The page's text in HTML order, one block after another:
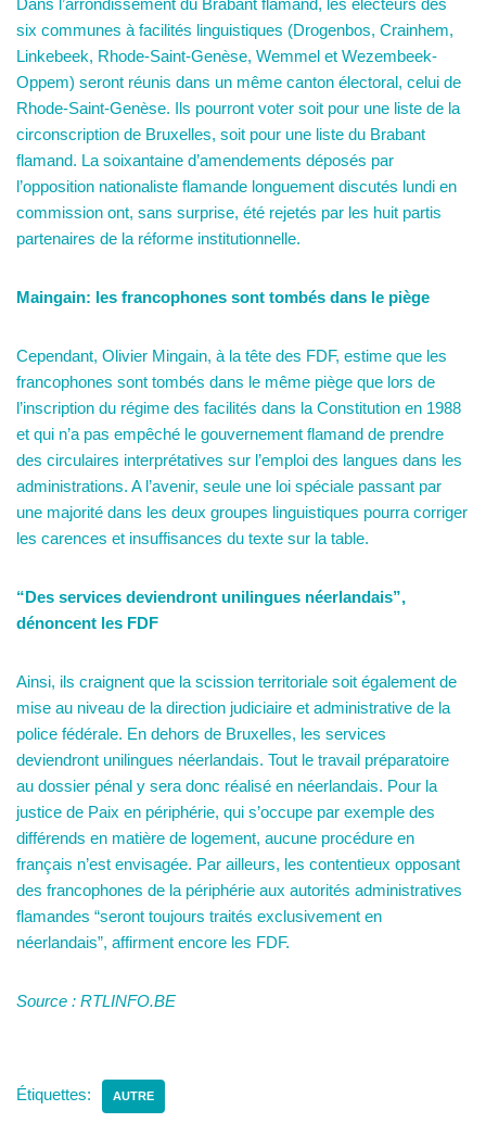
Dans l’arrondissement du Brabant flamand, les électeurs des
six communes à facilités linguistiques (Drogenbos, Crainhem,
Linkebeek, Rhode-Saint-Genèse, Wemmel et Wezembeek-
Oppem) seront réunis dans un même canton électoral, celui de
Rhode-Saint-Genèse. Ils pourront voter soit pour une liste de la
circonscription de Bruxelles, soit pour une liste du Brabant
flamand. La soixantaine d’amendements déposés par
l’opposition nationaliste flamande longuement discutés lundi en
commission ont, sans surprise, été rejetés par les huit partis
partenaires de la réforme institutionnelle.
Maingain: les francophones sont tombés dans le piège
Cependant, Olivier Mingain, à la tête des FDF, estime que les
francophones sont tombés dans le même piège que lors de
l’inscription du régime des facilités dans la Constitution en 1988
et qui n’a pas empêché le gouvernement flamand de prendre
des circulaires interprétatives sur l’emploi des langues dans les
administrations. A l’avenir, seule une loi spéciale passant par
une majorité dans les deux groupes linguistiques pourra corriger
les carences et insuffisances du texte sur la table.
“Des services deviendront unilingues néerlandais”,
dénoncent les FDF
Ainsi, ils craignent que la scission territoriale soit également de
mise au niveau de la direction judiciaire et administrative de la
police fédérale. En dehors de Bruxelles, les services
deviendront unilingues néerlandais. Tout le travail préparatoire
au dossier pénal y sera donc réalisé en néerlandais. Pour la
justice de Paix en périphérie, qui s’occupe par exemple des
différends en matière de logement, aucune procédure en
français n’est envisagée. Par ailleurs, les contentieux opposant
des francophones de la périphérie aux autorités administratives
flamandes “seront toujours traités exclusivement en
néerlandais”, affirment encore les FDF.
Source : RTLINFO.BE
Étiquettes: AUTRE